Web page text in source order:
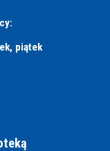
piątek